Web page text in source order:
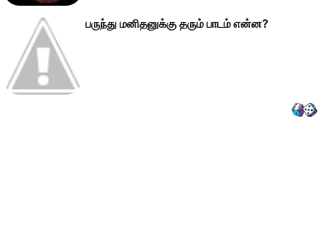
பருந்து மனிதனுக்கு தரும் பாடம் என்ன?